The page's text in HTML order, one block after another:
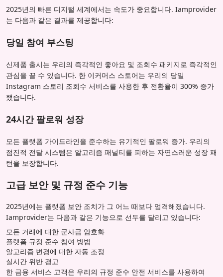
2025년의 빠른 디지털 세계에서는 속도가 중요합니다. Iamprovider
는 다음과 같은 결과를 제공합니다:
당일 참여 부스팅
신제품 출시는 우리의 즉각적인 좋아요 및 조회수 패키지로 즉각적인
관심을 끌 수 있습니다. 한 이커머스 스토어는 우리의 당일
Instagram 스토리 조회수 서비스를 사용한 후 전환율이 300% 증가
했습니다.
24시간 팔로워 성장
모든 플랫폼 가이드라인을 준수하는 유기적인 팔로워 증가. 우리의
점진적 전달 시스템은 알고리즘 패널티를 피하는 자연스러운 성장 패
턴을 보장합니다.
고급 보안 및 규정 준수 기능
2025년에는 플랫폼 보안 조치가 그 어느 때보다 엄격해졌습니다.
Iamprovider는 다음과 같은 기능으로 선두를 달리고 있습니다:
모든 거래에 대한 군사급 암호화
플랫폼 규정 준수 참여 방법
알고리즘 변경에 대한 자동 조정
실시간 위반 경고
한 금융 서비스 고객은 우리의 규정 준수 안전 서비스를 사용하여